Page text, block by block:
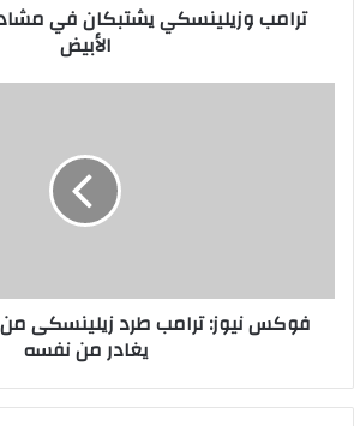
ترامب وزيلينسكي يشتبكان في
الأبيض
فوكس نيوز: ترامب طرد زيلينسكى من
يغادر من نفسه